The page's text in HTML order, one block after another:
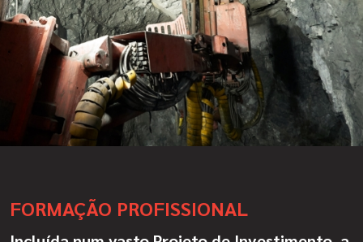
FORMAÇÃO PROFISSIONAL